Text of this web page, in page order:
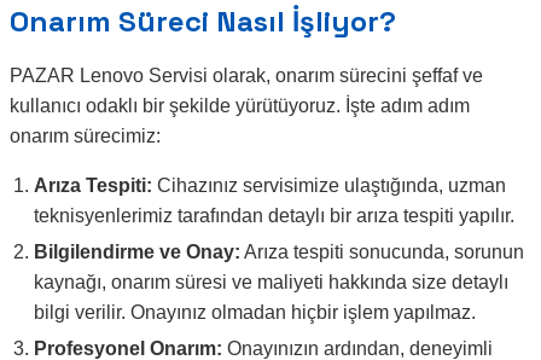
Onarım Süreci Nasıl İşliyor?
PAZAR Lenovo Servisi olarak, onarım sürecini şeffaf ve
kullanıcı odaklı bir şekilde yürütüyoruz. İşte adım adım
onarım sürecimiz:
Arıza Tespiti: Cihazınız servisimize ulaştığında, uzman
teknisyenlerimiz tarafından detaylı bir arıza tespiti yapılır.
Bilgilendirme ve Onay: Arıza tespiti sonucunda, sorunun
kaynağı, onarım süresi ve maliyeti hakkında size detaylı
bilgi verilir. Onayınız olmadan hiçbir işlem yapılmaz.
Profesyonel Onarım: Onayınızın ardından, deneyimli